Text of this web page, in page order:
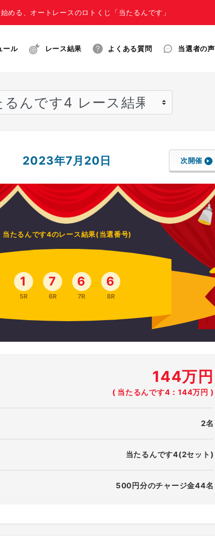
める、オートレースのロトくじ「当たるんです」
ール レース結果 よくある質問 当選者の声
2023年7月20日 次開催
当たるんです4のレース結果(当選番号)
1
5R
7
6R
6
7R
6
8R
144万円
( 当たるんです4：144万円 )
2名
当たるんです4(2セット)
500円分のチャージ金44名